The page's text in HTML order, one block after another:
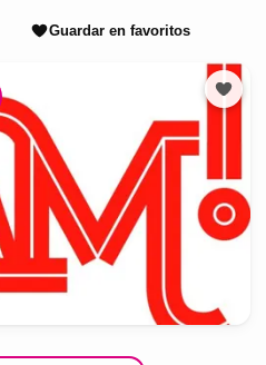
Guardar en favoritos